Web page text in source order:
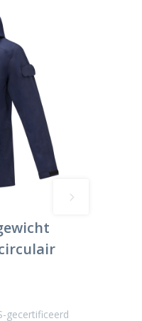
gecertificeerd